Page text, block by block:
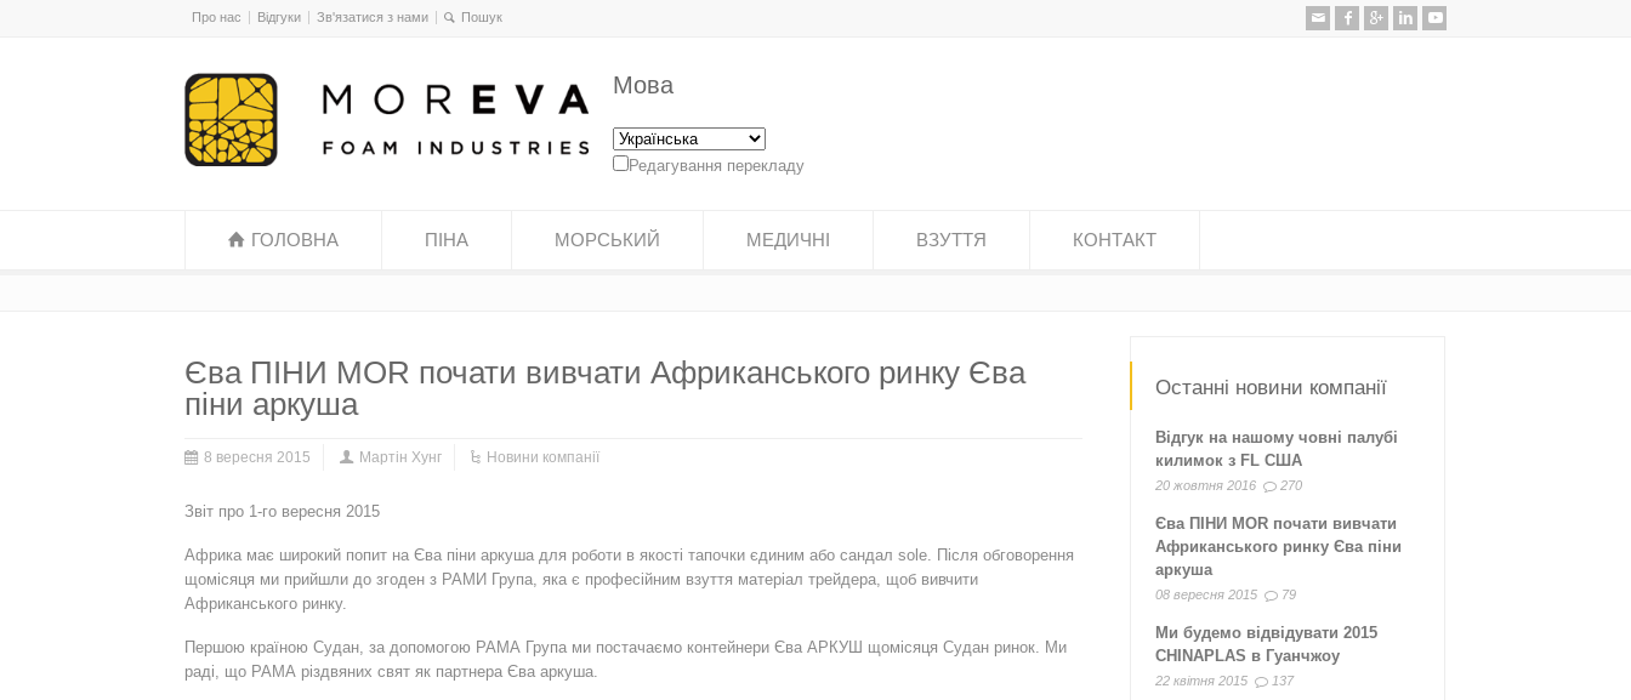
Про нас Відгуки Зв'язатися з нами
Мова
Редагування перекладу
ГОЛОВНА ПІНА МОРСЬКИЙ МЕДИЧНІ ВЗУТТЯ КОНТАКТ
Єва ПІНИ MOR почати вивчати Африканського ринку Єва
піни аркуша
8 вересня 2015 Мартін Хунг Новини компанії
Звіт про 1-го вересня 2015
Африка має широкий попит на Єва піни аркуша для роботи в якості тапочки єдиним або сандал sole. Після обговорення
щомісяця ми прийшли до згоден з РАМИ Група, яка є професійним взуття матеріал трейдера, щоб вивчити
Африканського ринку.
Першою країною Судан, за допомогою РАМА Група ми постачаємо контейнери Єва АРКУШ щомісяця Судан ринок. Ми
раді, що РАМА різдвяних свят як партнера Єва аркуша.
Останні новини компанії
Відгук на нашому човні палубі
килимок з FL США
20 жовтня 2016 270
Єва ПІНИ MOR почати вивчати
Африканського ринку Єва піни
аркуша
08 вересня 2015 79
Ми будемо відвідувати 2015
CHINAPLAS в Гуанчжоу
22 квітня 2015 137